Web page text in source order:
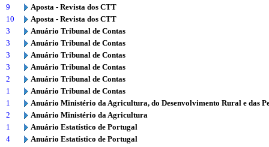
9
Aposta - Revista dos CTT
10
Aposta - Revista dos CTT
3
Anuário Tribunal de Contas
3
Anuário Tribunal de Contas
3
Anuário Tribunal de Contas
3
Anuário Tribunal de Contas
2
Anuário Tribunal de Contas
1
Anuário Tribunal de Contas
1
Anuário Ministério da Agricultura, do Desenvolvimento Rural e das
2
Anuário Ministério da Agricultura
1
Anuário Estatístico de Portugal
4
Anuário Estatístico de Portugal